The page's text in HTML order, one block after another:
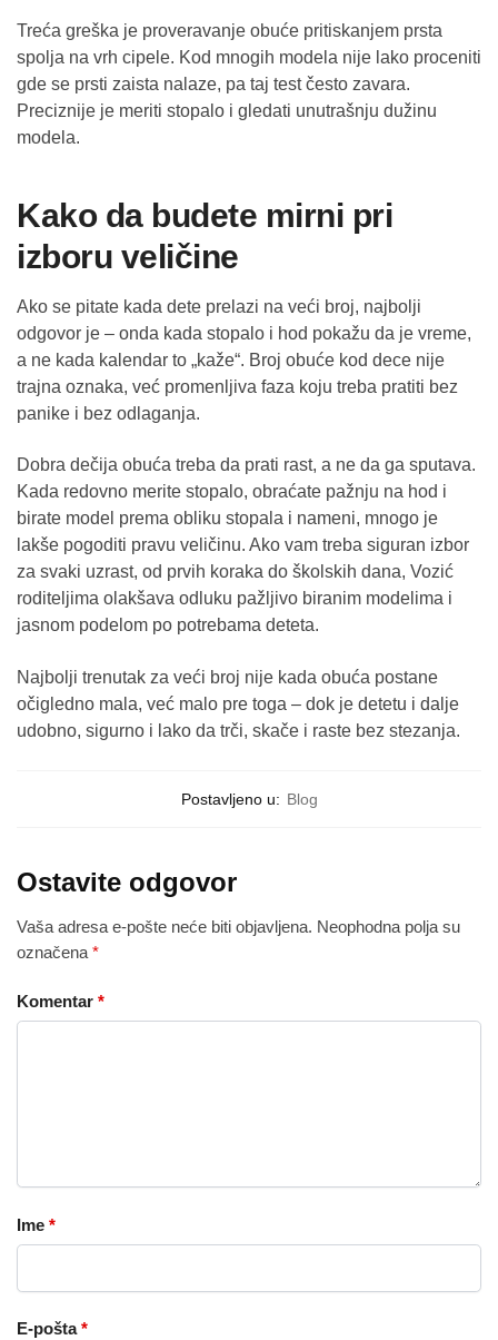
Treća greška je proveravanje obuće pritiskanjem prsta
spolja na vrh cipele. Kod mnogih modela nije lako proceniti
gde se prsti zaista nalaze, pa taj test često zavara.
Preciznije je meriti stopalo i gledati unutrašnju dužinu
modela.
Kako da budete mirni pri
izboru veličine
Ako se pitate kada dete prelazi na veći broj, najbolji
odgovor je – onda kada stopalo i hod pokažu da je vreme,
a ne kada kalendar to „kaže“. Broj obuće kod dece nije
trajna oznaka, već promenljiva faza koju treba pratiti bez
panike i bez odlaganja.
Dobra dečija obuća treba da prati rast, a ne da ga sputava.
Kada redovno merite stopalo, obraćate pažnju na hod i
birate model prema obliku stopala i nameni, mnogo je
lakše pogoditi pravu veličinu. Ako vam treba siguran izbor
za svaki uzrast, od prvih koraka do školskih dana, Vozić
roditeljima olakšava odluku pažljivo biranim modelima i
jasnom podelom po potrebama deteta.
Najbolji trenutak za veći broj nije kada obuća postane
očigledno mala, već malo pre toga – dok je detetu i dalje
udobno, sigurno i lako da trči, skače i raste bez stezanja.
Postavljeno u: Blog
Ostavite odgovor
Vaša adresa e-pošte neće biti objavljena. Neophodna polja su
označena *
Komentar *
Ime *
E-pošta*